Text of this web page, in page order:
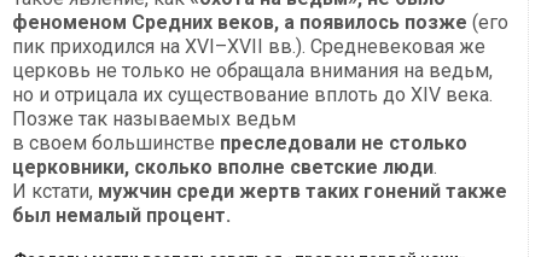
феноменом Средних веков, а появилось позже (его
пик приходился на XVI–XVII вв.). Средневековая же
церковь не только не обращала внимания на ведьм,
но и отрицала их существование вплоть до XIV века.
Позже так называемых ведьм
в своем большинстве преследовали не столько
церковники, сколько вполне светские люди.
И кстати, мужчин среди жертв таких гонений также
был немалый процент.